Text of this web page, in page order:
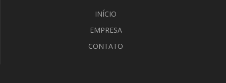
INÍCIO
EMPRESA
CONTATO